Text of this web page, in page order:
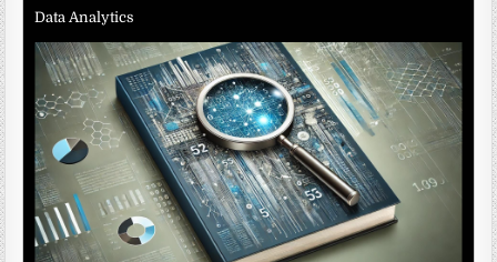
Data Analytics